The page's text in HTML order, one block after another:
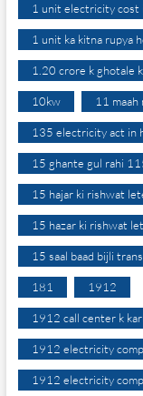
1 unit electricity cost
1 unit ka kitna rupya
1.20 crore k ghotale
10kw 11 maah
135 electricity act in
15 ghante gul rahi
15 hajar ki rishwat
15 hazar ki rishwat
15 saal baad bijli
181 1912
1912 call center k
1912 electricity
1912 electricity